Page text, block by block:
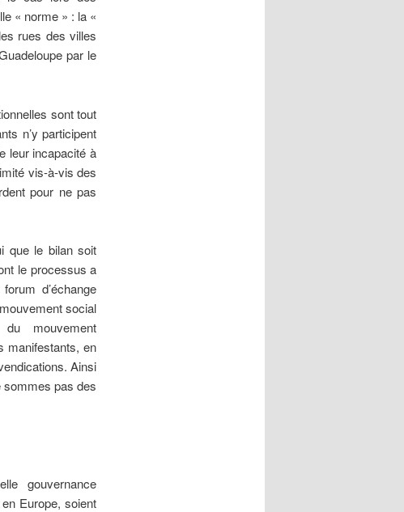
« norme » : la «
rues des villes
par le
sont tout
n’y participent
leur incapacité à
vis-à-vis des
pour ne pas
que le bilan soit
le processus a
d’échange
social
mouvement
manifestants, en
Ainsi
sommes pas des
gouvernance
Europe, soient